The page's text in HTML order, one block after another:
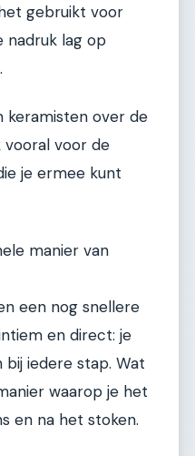
gebruikt voor
nadruk lag op
keramisten over de
voor de
je ermee kunt
manier van
een nog snellere
en direct: je
iedere stap. Wat
waarop je het
en na het stoken.